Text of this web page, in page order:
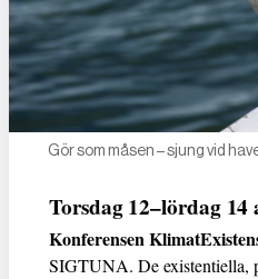
Gör som måsen – sjung vid
Torsdag 12–lördag 14
Konferensen
SIGTUNA. De existentiella,